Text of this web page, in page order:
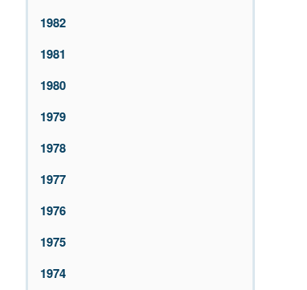
1982
1981
1980
1979
1978
1977
1976
1975
1974